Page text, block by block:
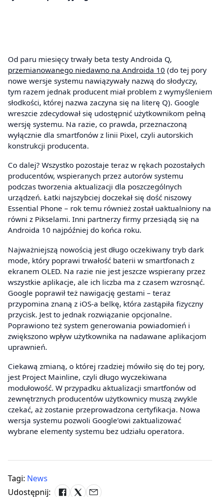
Od paru miesięcy trwały beta testy Androida Q,
przemianowanego niedawno na Androida 10 (do tej pory
nowe wersje systemu nawiązywały nazwą do słodyczy,
tym razem jednak producent miał problem z wymyśleniem
słodkości, której nazwa zaczyna się na literę Q). Google
wreszcie zdecydował się udostępnić użytkownikom pełną
wersję systemu. Na razie, co prawda, przeznaczoną
wyłącznie dla smartfonów z linii Pixel, czyli autorskich
konstrukcji producenta.
Co dalej? Wszystko pozostaje teraz w rękach pozostałych
producentów, wspieranych przez autorów systemu
podczas tworzenia aktualizacji dla poszczególnych
urządzeń. Łatki najszybciej doczekał się dość niszowy
Essential Phone – rok temu również został uaktualniony na
równi z Pikselami. Inni partnerzy firmy przesiądą się na
Androida 10 najpóźniej do końca roku.
Najważniejszą nowością jest długo oczekiwany tryb dark
mode, który poprawi trwałość baterii w smartfonach z
ekranem OLED. Na razie nie jest jeszcze wspierany przez
wszystkie aplikacje, ale ich liczba ma z czasem wzrosnąć.
Google poprawił też nawigację gestami – teraz
przypomina znaną z iOS-a belkę, która zastąpiła fizyczny
przycisk. Jest to jednak rozwiązanie opcjonalne.
Poprawiono też system generowania powiadomień i
zwiększono wpływ użytkownika na nadawane aplikacjom
uprawnień.
Ciekawą zmianą, o której rzadziej mówiło się do tej pory,
jest Project Mainline, czyli długo wyczekiwana
modułowość. W przypadku aktualizacji smartfonów od
zewnętrznych producentów użytkownicy muszą zwykle
czekać, aż zostanie przeprowadzona certyfikacja. Nowa
wersja systemu pozwoli Google’owi zaktualizować
wybrane elementy systemu bez udziału operatora.
Tagi: News
Udostępnij: